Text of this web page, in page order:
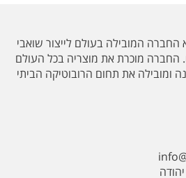
החברה המובילה בעולם לייצור שואבי
החברה מוכרת את מוצריה בכל העולם
ומובילה את תחום הרובוטיקה הביתי